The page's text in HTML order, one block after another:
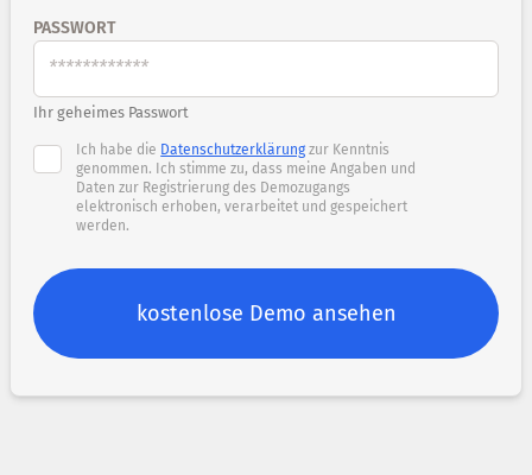
PASSWORT
Ihr geheimes Passwort
Ich habe die Datenschutzerklärung zur Kenntnis
genommen. Ich stimme zu, dass meine Angaben und
Daten zur Registrierung des Demozugangs
elektronisch erhoben, verarbeitet und gespeichert
werden.